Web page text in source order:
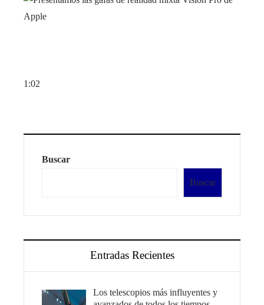
1:02
Buscar
Buscar
Entradas Recientes
Los telescopios más influyentes y